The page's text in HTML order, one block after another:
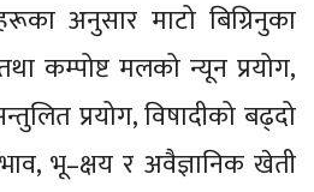
अनुसार माटो बिग्रिनुका
कम्पोष्ट मलको न्यून प्रयोग,
प्रयोग, विषादीको बढ्दो
भू–क्षय र अवैज्ञानिक खेती